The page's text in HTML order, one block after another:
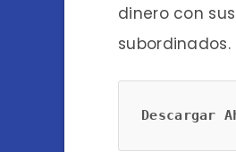
dinero con
Descargar